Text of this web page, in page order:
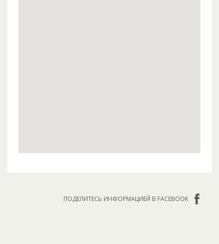
ПОДЕЛИТЕСЬ ИНФОРМАЦИЕЙ В FACEBOOK